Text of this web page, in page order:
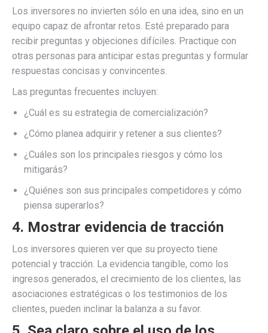
Los inversores no invierten sólo en una idea, sino en un
equipo capaz de afrontar retos. Esté preparado para
recibir preguntas y objeciones difíciles. Practique con
otras personas para anticipar estas preguntas y formular
respuestas concisas y convincentes.
Las preguntas frecuentes incluyen:
¿Cuál es su estrategia de comercialización?
¿Cómo planea adquirir y retener a sus clientes?
¿Cuáles son los principales riesgos y cómo los
mitigarás?
¿Quiénes son sus principales competidores y cómo
piensa superarlos?
4. Mostrar evidencia de tracción
Los inversores quieren ver que su proyecto tiene
potencial y tracción. La evidencia tangible, como los
ingresos generados, el crecimiento de los clientes, las
asociaciones estratégicas o los testimonios de los
clientes, pueden inclinar la balanza a su favor.